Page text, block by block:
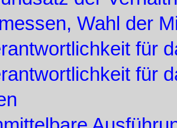
Wahl der
für
für